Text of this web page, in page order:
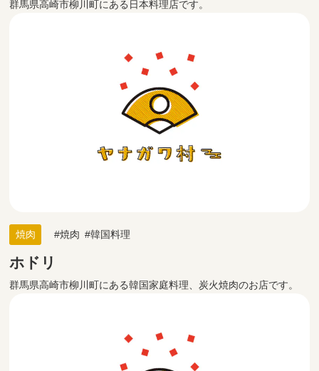
群馬県高崎市柳川町にある日本料理店です。
焼肉 焼肉 韓国料理
ホドリ
群馬県高崎市柳川町にある韓国家庭料理、炭火焼肉のお店です。